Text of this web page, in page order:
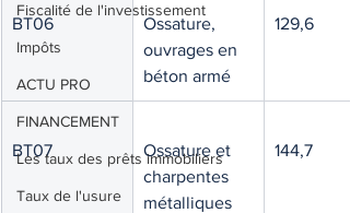
Fiscalité de l'investissement
Impôts
ACTU PRO
FINANCEMENT
Les taux des prêts immobiliers
Taux de l'usure
BT06
Ossature,
ouvrages en
béton armé
129,6
BT07
Ossature et
charpentes
métalliques
144,7